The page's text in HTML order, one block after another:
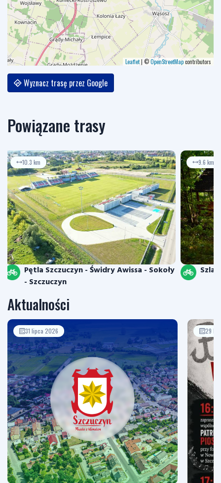
Leaflet|©OpenStreetMapcontributors
Wyznacz trasę przez Google
Powiązane trasy
10.3 km
Pętla Szczuczyn - Świdry Awissa - Sokoły
- Szczuczyn
9.6 km
Aktualności
31 lipca 2026 29